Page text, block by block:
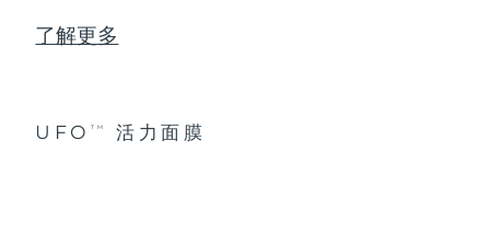
了解更多
UFO TM 活力面膜